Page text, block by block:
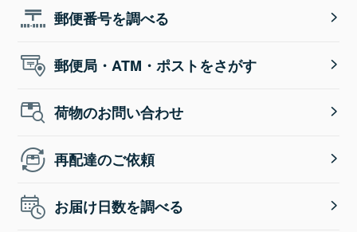
郵便番号を調べる
郵便局・ATM・ポストをさがす
荷物のお問い合わせ
再配達のご依頼
お届け日数を調べる